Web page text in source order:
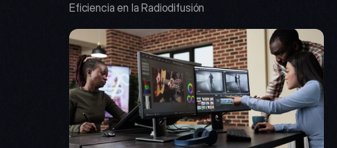
Eficiencia en la Radiodifusión